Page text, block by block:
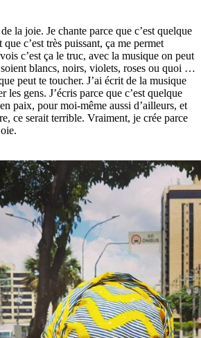
la joie. Je chante parce que c’est quelque
c’est très puissant, ça me permet
c’est ça le truc, avec la musique on peut
soient blancs, noirs, violets, roses ou quoi …
peut te toucher. J’ai écrit de la musique
les gens. J’écris parce que c’est quelque
paix, pour moi-même aussi d’ailleurs, et
ce serait terrible. Vraiment, je crée parce